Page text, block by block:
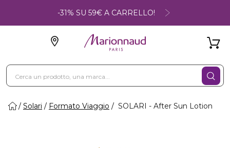
-31% SU 59€ A CARRELLO!
Solari Formato Viaggio SOLARI - After Sun Lotion